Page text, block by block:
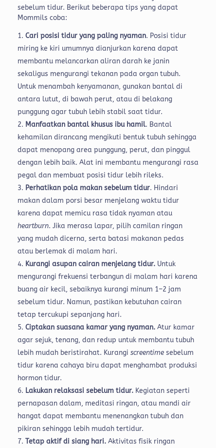
sebelum tidur. Berikut beberapa tips yang dapat
Mommils coba:
Cari posisi tidur yang paling nyaman. Posisi tidur
miring ke kiri umumnya dianjurkan karena dapat
membantu melancarkan aliran darah ke janin
sekaligus mengurangi tekanan pada organ tubuh.
Untuk menambah kenyamanan, gunakan bantal di
antara lutut, di bawah perut, atau di belakang
punggung agar tubuh lebih stabil saat tidur.
Manfaatkan bantal khusus ibu hamil. Bantal
kehamilan dirancang mengikuti bentuk tubuh sehingga
dapat menopang area punggung, perut, dan pinggul
dengan lebih baik. Alat ini membantu mengurangi rasa
pegal dan membuat posisi tidur lebih rileks.
Perhatikan pola makan sebelum tidur. Hindari
makan dalam porsi besar menjelang waktu tidur
karena dapat memicu rasa tidak nyaman atau
heartburn. Jika merasa lapar, pilih camilan ringan
yang mudah dicerna, serta batasi makanan pedas
atau berlemak di malam hari.
Kurangi asupan cairan menjelang tidur.Untuk
mengurangi frekuensi terbangun di malam hari karena
buang air kecil, sebaiknya kurangi minum 1–2 jam
sebelum tidur. Namun, pastikan kebutuhan cairan
tetap tercukupi sepanjang hari.
Ciptakan suasana kamar yang nyaman. Atur kamar
agar sejuk, tenang, dan redup untuk membantu tubuh
lebih mudah beristirahat. Kurangi screentimesebelum
tidur karena cahaya biru dapat menghambat produksi
hormon tidur.
Lakukan relaksasi sebelum tidur. Kegiatan seperti
pernapasan dalam, meditasi ringan, atau mandi air
hangat dapat membantu menenangkan tubuh dan
pikiran sehingga lebih mudah tertidur.
Tetap aktif di siang hari.Aktivitas fisik ringan